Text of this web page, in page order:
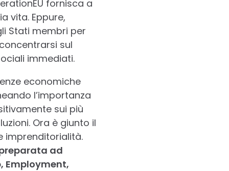
fornisca a
vita. Eppure,
Stati membri per
sul
immediati.
economiche
l’importanza
sui più
Ora è giunto il
imprenditorialità.
ad
Employment,